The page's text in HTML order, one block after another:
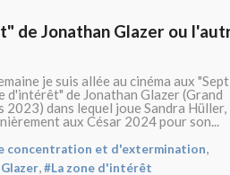
de Jonathan Glazer ou
je suis allée au cinéma aux "Sept
d'intérêt" de Jonathan Glazer (Grand
2023) dans lequel joue Sandra Hüller,
aux César 2024 pour son...
concentration et d'extermination,
,#La zone d'intérêt